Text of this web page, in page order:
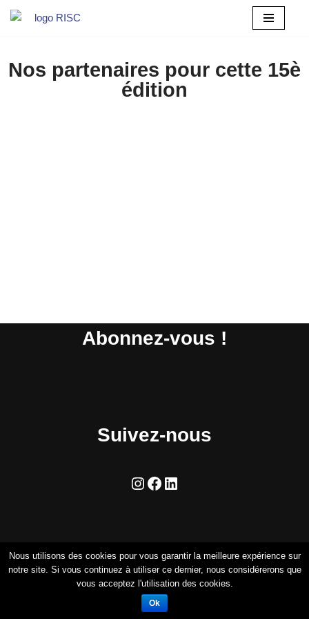
contenu
Nos partenaires pour cette 15è
édition
Abonnez-vous !
Suivez-nous
WordPress
Nous utilisons des cookies pour vous garantir la meilleure expérience sur
notre site. Si vous continuez à utiliser ce dernier, nous considérerons que
vous acceptez l'utilisation des cookies.
Ok